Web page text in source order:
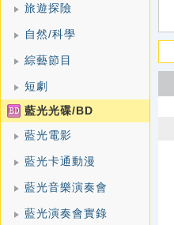
旅遊探險
自然/科學
綜藝節目
短劇
藍光光碟/BD
藍光電影
藍光卡通動漫
藍光音樂演奏會
藍光演奏會實錄